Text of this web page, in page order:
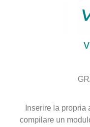
Inserire la
compilare un